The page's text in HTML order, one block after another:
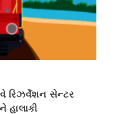
રિઝર્વેશન સેન્ટર
હાલાકી